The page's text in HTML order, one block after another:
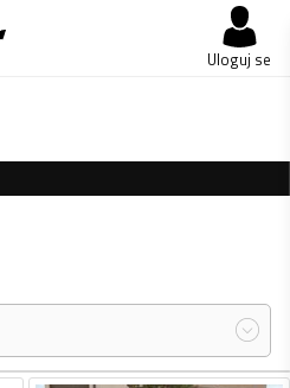
Uloguj se